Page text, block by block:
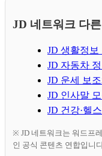
JD 네트워크 다
JD 생활정보
JD 자동차
JD 운세 보
JD 인사말
JD 건강·헬
※ JD 네트워크는 워드프
인 공식 콘텐츠 연합입니